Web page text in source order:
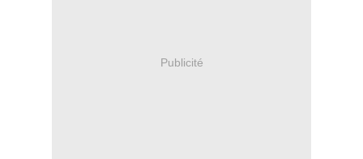
Publicité